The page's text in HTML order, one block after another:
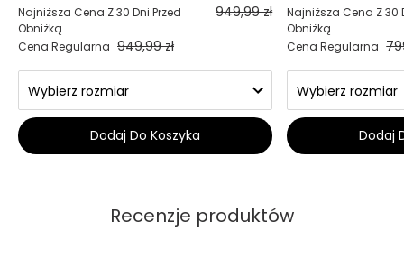
Najniższa Cena Z 30 Dni Przed
Obniżką
949,99 zł
Cena Regularna 949,99 zł
Dodaj Do Koszyka
Najniższa Cena Z 30
Obniżką
Cena Regularna
Dodaj
Recenzje produktów